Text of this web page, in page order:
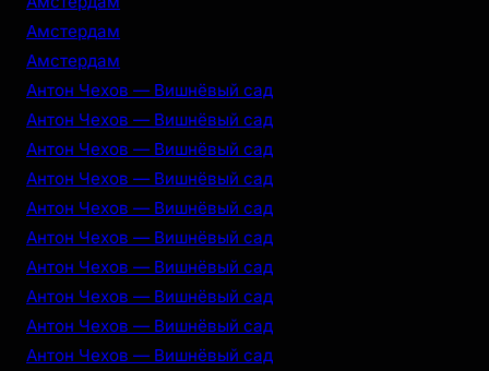
Амстердам
Амстердам
Антон Чехов — Вишнёвый сад
Антон Чехов — Вишнёвый сад
Антон Чехов — Вишнёвый сад
Антон Чехов — Вишнёвый сад
Антон Чехов — Вишнёвый сад
Антон Чехов — Вишнёвый сад
Антон Чехов — Вишнёвый сад
Антон Чехов — Вишнёвый сад
Антон Чехов — Вишнёвый сад
Антон Чехов — Вишнёвый сад